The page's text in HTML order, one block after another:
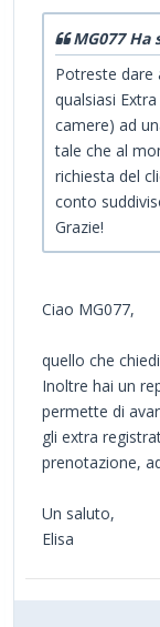
MG077 Ha
Potreste dare
qualsiasi
camere) ad
tale che al
richiesta del
conto
Grazie!
Ciao MG077,
quello che
Inoltre hai un
permette di
gli extra
prenotazione,
Un saluto,
Elisa